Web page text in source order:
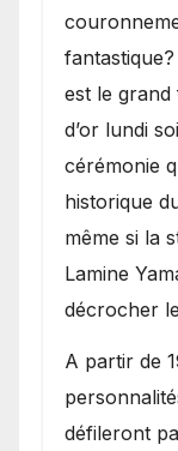
fantastique?
est le
d’or lundi
cérémonie
historique
même si la
Lamine
décrocher
A partir de
défileront